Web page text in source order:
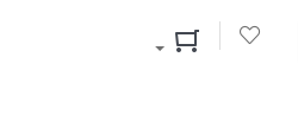
سبد خرید